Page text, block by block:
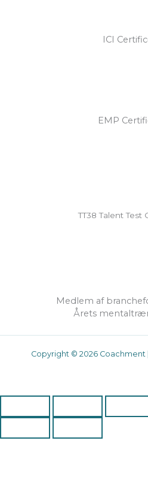
ICI
EMP
TT38 Talent Test
Medlem af
Årets
Copyright © 2026